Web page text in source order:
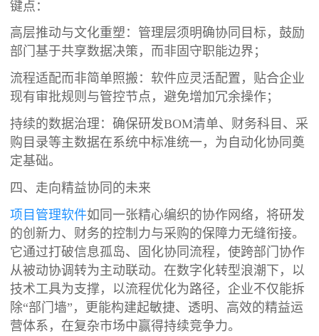
键点：
高层推动与文化重塑：管理层须明确协同目标，鼓励
部门基于共享数据决策，而非固守职能边界；
流程适配而非简单照搬：软件应灵活配置，贴合企业
现有审批规则与管控节点，避免增加冗余操作；
持续的数据治理：确保研发BOM清单、财务科目、采
购目录等主数据在系统中标准统一，为自动化协同奠
定基础。
四、走向精益协同的未来
项目管理软件如同一张精心编织的协作网络，将研发
的创新力、财务的控制力与采购的保障力无缝衔接。
它通过打破信息孤岛、固化协同流程，使跨部门协作
从被动协调转为主动联动。在数字化转型浪潮下，以
技术工具为支撑，以流程优化为路径，企业不仅能拆
除“部门墙”，更能构建起敏捷、透明、高效的精益运
营体系，在复杂市场中赢得持续竞争力。